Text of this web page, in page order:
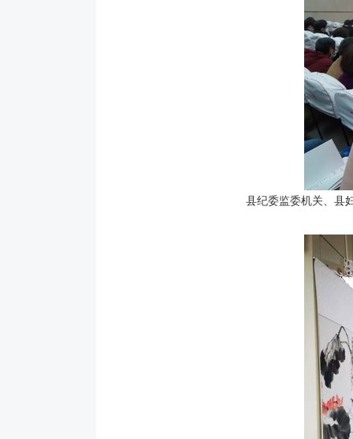
县纪委监委机关、县